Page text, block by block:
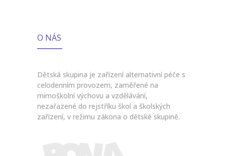
O NÁS
Dětská skupina je zařízení alternativní péče s
celodenním provozem, zaměřené na
mimoškolní výchovu a vzdělávání,
nezařazené do rejstříku škol a školských
zařízení, v režimu zákona o dětské skupině.